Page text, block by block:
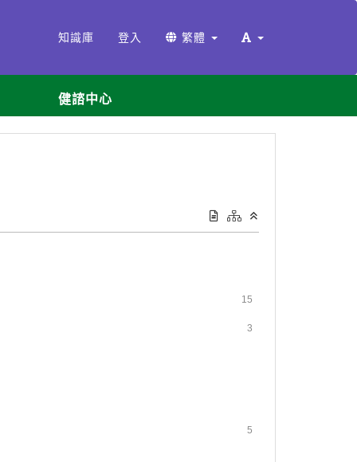
知識庫 登入 繁體
健諮中心
15
3
5